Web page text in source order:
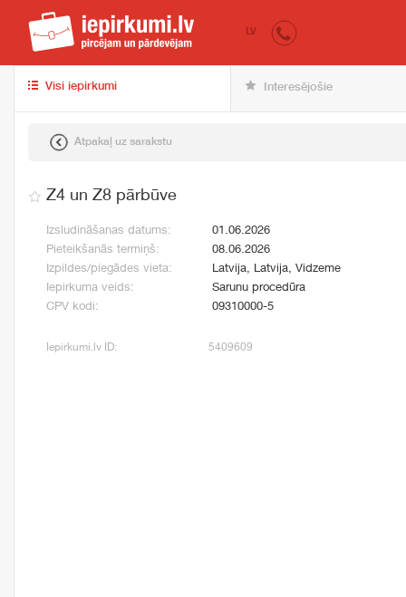
iepirkumi.lv
LV
Visi iepirkumi Interesējošie
Atpakaļ uz sarakstu
Z4 un Z8 pārbūve
Izsludināšanas datums:
01.06.2026
Pieteikšanās termiņš:
08.06.2026
Izpildes/piegādes vieta:
Latvija, Latvija, Vidzeme
Iepirkuma veids:
Sarunu procedūra
CPV kodi:
09310000-5
Iepirkumi.lv ID: 5409609